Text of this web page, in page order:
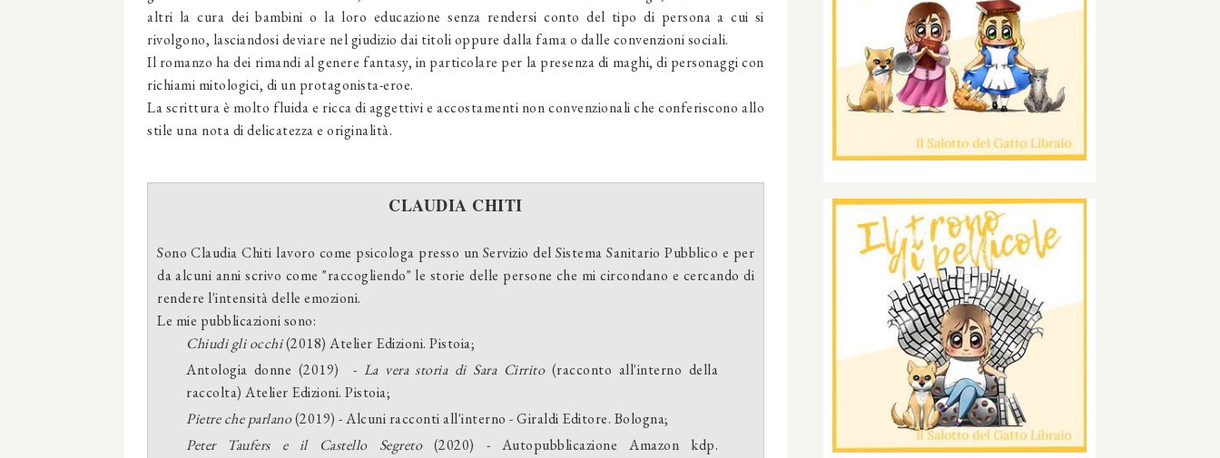
altri la cura dei bambini o la loro educazione senza rendersi conto del tipo di persona a cui si
rivolgono, lasciandosi deviare nel giudizio dai titoli oppure dalla fama o dalle convenzioni sociali.
Il romanzo ha dei rimandi al genere fantasy, in particolare per la presenza di maghi, di personaggi con
richiami mitologici, di un protagonista-eroe.
La scrittura è molto fluida e ricca di aggettivi e accostamenti non convenzionali che conferiscono allo
stile una nota di delicatezza e originalità.
CLAUDIA CHITI
Sono Claudia Chiti lavoro come psicologa presso un Servizio del Sistema Sanitario Pubblico e per
da alcuni anni scrivo come "raccogliendo" le storie delle persone che mi circondano e cercando di
rendere l'intensità delle emozioni.
Le mie pubblicazioni sono:
Chiudi gli occhi(2018) Atelier Edizioni. Pistoia;
Antologia donne (2019) - La vera storia di Sara Cirrito(racconto all'interno della
raccolta) Atelier Edizioni. Pistoia;
Pietre che parlano(2019) - Alcuni racconti all'interno - Giraldi Editore. Bologna;
Peter Taufers e il Castello Segreto (2020) - Autopubblicazione Amazon kdp.